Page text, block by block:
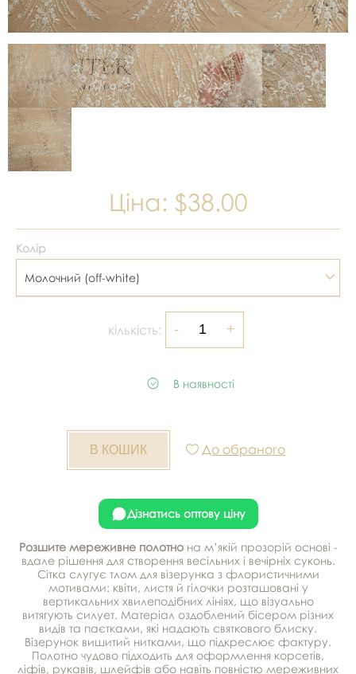
Ціна: $38.00
Колір
Молочний (off-white)
кількість:
В наявності
До обраного
Дізнатись оптову ціну
Розшите мереживне полотнона м’якій прозорій основі -
вдале рішення для створення весільних і вечірніх суконь.
Сітка слугує тлом для візерунка з флористичними
мотивами: квіти, листя й гілочки розташовані у
вертикальних хвилеподібних лініях, що візуально
витягують силует. Матеріал оздоблений бісером різних
видів та паєтками, які надають святкового блиску.
Візерунок вишитий нитками, що підкреслює фактуру.
Полотно чудово підходить для оформлення корсетів,
ліфів, рукавів, шлейфів або навіть повністю мереживних